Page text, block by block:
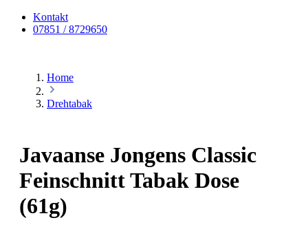
Kontakt
07851 / 8729650
Home
Drehtabak
Javaanse Jongens Classic
Feinschnitt Tabak Dose
(61g)